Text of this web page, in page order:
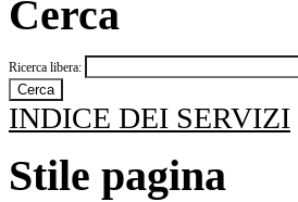
Cerca
Ricerca libera:
INDICE DEI SERVIZI
Stile pagina